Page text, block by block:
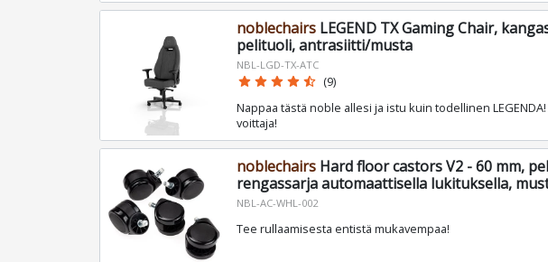
noblechairsLEGEND TX Gaming Chair,
pelituoli, antrasiitti/musta
NBL-LGD-TX-ATC
star star star star star_half (9)
Nappaa tästä noble allesi ja istu kuin todellinen
voittaja!
noblechairsHard floor castors V2 - 60 mm,
rengassarja automaattisella lukituksella,
NBL-AC-WHL-002
Tee rullaamisesta entistä mukavempaa!